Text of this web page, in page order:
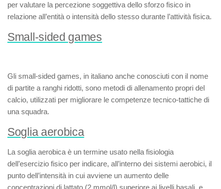
per valutare la percezione soggettiva dello sforzo fisico in
relazione all’entità o intensità dello stesso durante l’attività fisica.
Small-sided games
Gli small-sided games, in italiano anche conosciuti con il nome
di partite a ranghi ridotti, sono metodi di allenamento propri del
calcio, utilizzati per migliorare le competenze tecnico-tattiche di
una squadra.
Soglia aerobica
La soglia aerobica è un termine usato nella fisiologia
dell’esercizio fisico per indicare, all’interno dei sistemi aerobici, il
punto dell’intensità in cui avviene un aumento delle
concentrazioni di lattato (2 mmol/l) superiore ai livelli basali, e